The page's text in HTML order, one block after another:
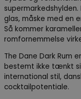
glas, måske med en
Så kommer
romfornemmelse
The Dane Dark Rum
bestemt ikke tænkt
international stil,
cocktailpotentiale.